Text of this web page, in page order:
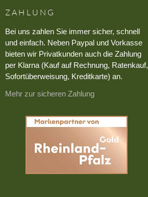
ZAHLUNG
Bei uns zahlen Sie immer sicher, schnell
und einfach. Neben Paypal und Vorkasse
bieten wir Privatkunden auch die Zahlung
per Klarna (Kauf auf Rechnung, Ratenkauf,
Sofortüberweisung, Kreditkarte) an.
Mehr zur sicheren Zahlung